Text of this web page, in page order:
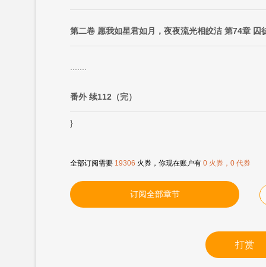
第二卷 愿我如星君如月，夜夜流光相皎洁 第74章 囚
番外 续112（完）
}
全部订阅需要 19306 火券，你现在账户有 0 火券，0 代券
订阅全部章节
打赏